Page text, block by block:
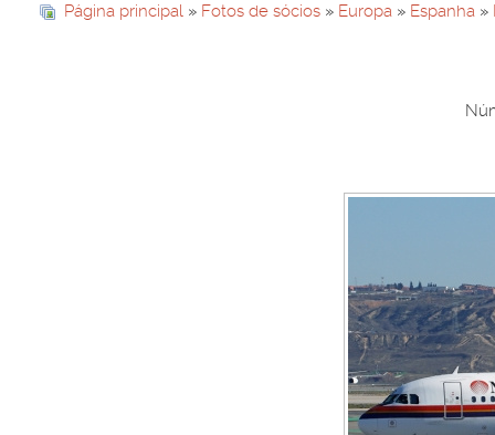
Página principal » Fotos de sócios » Europa » Espanha »